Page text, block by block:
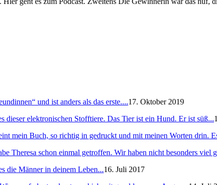
und ist anders als das erste....17. Oktober 2019
dieser elektronischen Stofftiere. Das Tier ist ein Hund. Er ist süß...
mein Buch, so richtig in gedruckt und mit meinen Worten drin.
Theresa schon einmal getroffen. Wir haben nicht besonders viel
die Männer in deinem Leben...16. Juli 2017